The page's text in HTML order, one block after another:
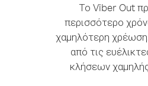
Το Viber Out
περισσότερο
χαμηλότερη
από τις
κλήσεων